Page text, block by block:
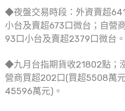
◆夜盤交易時段：外資賣超
小台及賣超673口微台；自營
93口小台及賣超2379口微台。
◆九月台指期貨收21802點；
營商買超202口(買超5508萬
45596萬元)。